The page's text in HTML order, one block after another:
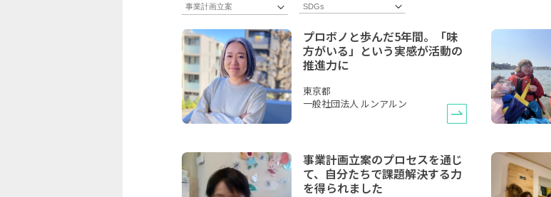
プロボノと歩んだ5年間。「味
方がいる」という実感が活動の
推進力に
東京都
一般社団法人 ルンアルン
事業計画立案のプロセスを通じ
て、自分たちで課題解決する力
を得られました